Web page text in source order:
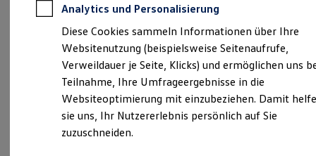
Kfz-Versicherung
Restschuldversicherungen
Garantien
Wartungsverträge
Geschäftskunden
Professional Class bei Volkswagen
Großkunden
Behörden
Direktkunden
Sonderfahrzeuge
Anpfiff zum Gewinn
Bierschneider GmbH (Impressum & Rechtliches)
Analytics und Personalisierung
Diese Cookies sammeln Informationen über Ihre
Websitenutzung (beispielsweise Seitenaufrufe,
Verweildauer je Seite, Klicks) und ermöglichen uns
Teilnahme, Ihre Umfrageergebnisse in die
Websiteoptimierung mit einzubeziehen. Damit
sie uns, Ihr Nutzererlebnis persönlich auf Sie
zuzuschneiden.